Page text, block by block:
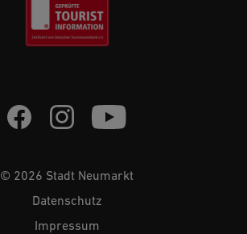
© 2026 Stadt Neumarkt
Datenschutz
Impressum